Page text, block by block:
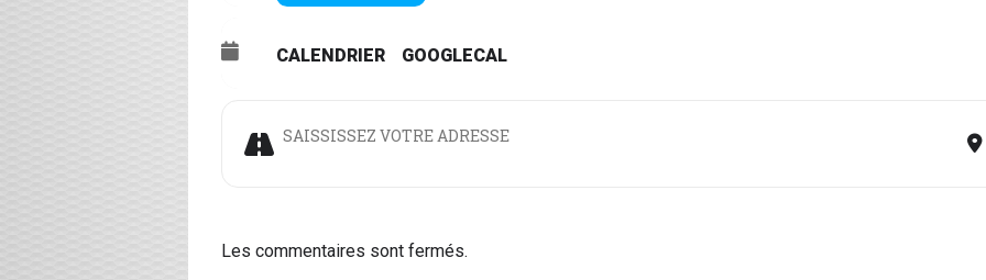
CALENDRIER GOOGLECAL
Address - Un logement pour tous à Angers. Christine Brisset : des squatteurs aux Castors (1947-
Les commentaires sont fermés.